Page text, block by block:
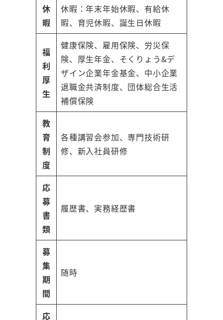
休
暇
休暇：年末年始休暇、有給休
暇、育児休暇、誕生日休暇
福
利
厚
生
健康保険、雇用保険、労災保
険、厚生年金、そくりょう&デ
ザイン企業年金基金、中小企業
退職金共済制度、団体総合生活
補償保険
教
育
制
度
各種講習会参加、専門技術研
修、新入社員研修
応
募
書
類
履歴書、実務経歴書
募
集
期
間
随時
応